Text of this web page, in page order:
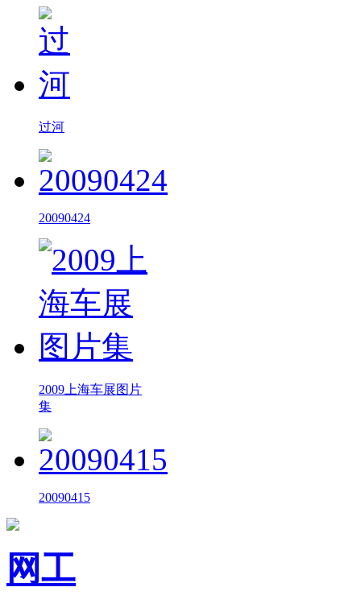
过河
20090424
2009上海车展图片
集
20090415
网工